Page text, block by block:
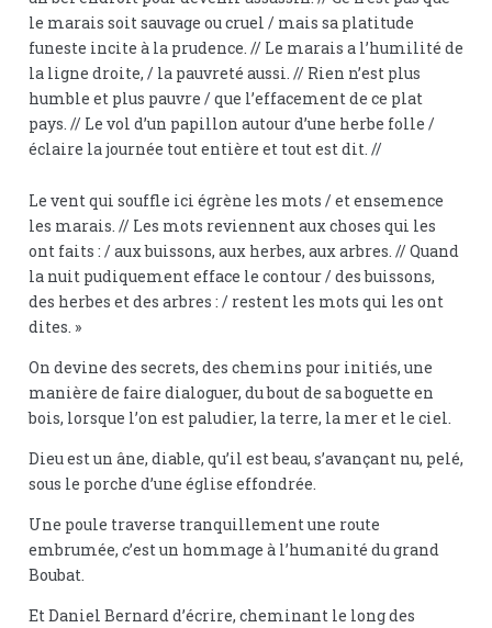
le marais soit sauvage ou cruel / mais sa platitude
funeste incite à la prudence. // Le marais a l’humilité de
la ligne droite, / la pauvreté aussi. // Rien n’est plus
humble et plus pauvre / que l’effacement de ce plat
pays. // Le vol d’un papillon autour d’une herbe folle /
éclaire la journée tout entière et tout est dit. //
Le vent qui souffle ici égrène les mots / et ensemence
les marais. // Les mots reviennent aux choses qui les
ont faits : / aux buissons, aux herbes, aux arbres. // Quand
la nuit pudiquement efface le contour / des buissons,
des herbes et des arbres : / restent les mots qui les ont
dites. »
On devine des secrets, des chemins pour initiés, une
manière de faire dialoguer, du bout de sa boguette en
bois, lorsque l’on est paludier, la terre, la mer et le ciel.
Dieu est un âne, diable, qu’il est beau, s’avançant nu, pelé,
sous le porche d’une église effondrée.
Une poule traverse tranquillement une route
embrumée, c’est un hommage à l’humanité du grand
Boubat.
Et Daniel Bernard d’écrire, cheminant le long des